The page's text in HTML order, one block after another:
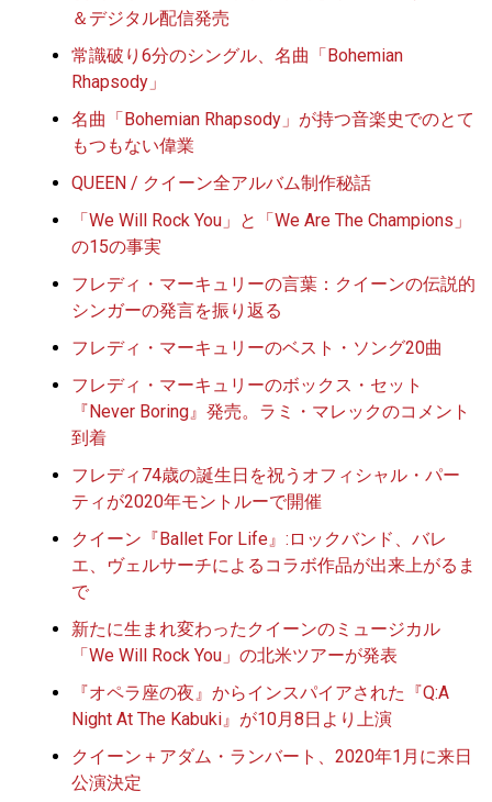
＆デジタル配信発売
常識破り6分のシングル、名曲「Bohemian
Rhapsody」
名曲「Bohemian Rhapsody」が持つ音楽史でのとて
もつもない偉業
QUEEN / クイーン全アルバム制作秘話
「We Will Rock You」と「We Are The Champions」
の15の事実
フレディ・マーキュリーの言葉：クイーンの伝説的
シンガーの発言を振り返る
フレディ・マーキュリーのベスト・ソング20曲
フレディ・マーキュリーのボックス・セット
『Never Boring』発売。ラミ・マレックのコメント
到着
フレディ74歳の誕生日を祝うオフィシャル・パー
ティが2020年モントルーで開催
クイーン『Ballet For Life』:ロックバンド、バレ
エ、ヴェルサーチによるコラボ作品が出来上がるま
で
新たに生まれ変わったクイーンのミュージカル
「We Will Rock You」の北米ツアーが発表
『オペラ座の夜』からインスパイアされた『Q:A
Night At The Kabuki』が10月8日より上演
クイーン＋アダム・ランバート、2020年1月に来日
公演決定